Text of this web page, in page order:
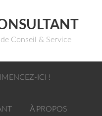
Conseil & Service
ICI !
À PROPOS